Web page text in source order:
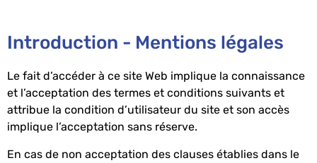
Introduction - Mentions légales
Le fait d’accéder à ce site Web implique la connaissance
et l’acceptation des termes et conditions suivants et
attribue la condition d’utilisateur du site et son accès
implique l’acceptation sans réserve.
En cas de non acceptation des clauses établies dans le